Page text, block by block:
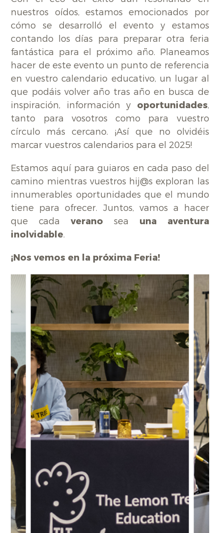
nuestros oídos, estamos emocionados por
cómo se desarrolló el evento y estamos
contando los días para preparar otra feria
fantástica para el próximo año. Planeamos
hacer de este evento un punto de referencia
en vuestro calendario educativo, un lugar al
que podáis volver año tras año en busca de
inspiración, información y oportunidades,
tanto para vosotros como para vuestro
círculo más cercano. ¡Así que no olvidéis
marcar vuestros calendarios para el 2025!
Estamos aquí para guiaros en cada paso del
camino mientras vuestros hij@s exploran las
innumerables oportunidades que el mundo
tiene para ofrecer. Juntos, vamos a hacer
que cadaverano sea una aventura
inolvidable.
¡Nos vemos en la próxima Feria!